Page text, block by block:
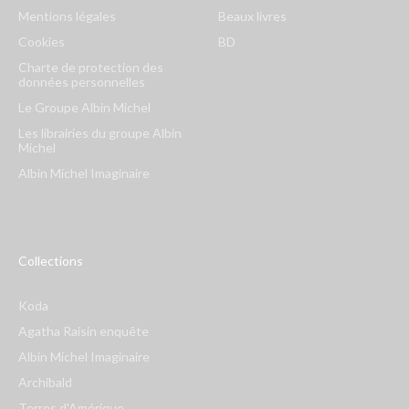
Mentions légales
Cookies
Charte de protection des
données personnelles
Le Groupe Albin Michel
Les librairies du groupe Albin
Michel
Albin Michel Imaginaire
Beaux livres
BD
Collections
Koda
Agatha Raisin enquête
Albin Michel Imaginaire
Archibald